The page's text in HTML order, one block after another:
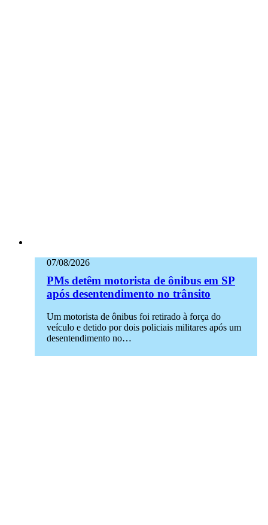
07/08/2026
PMs detêm motorista de ônibus em SP
após desentendimento no trânsito
Um motorista de ônibus foi retirado à força do
veículo e detido por dois policiais militares após um
desentendimento no…